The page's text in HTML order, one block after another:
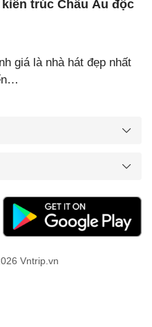
trúc Châu Âu độc
giá là nhà hát đẹp nhất
Vntrip.vn